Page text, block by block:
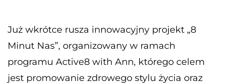
Już wkrótce rusza innowacyjny projekt „8
Minut Nas”, organizowany w ramach
programu Active8 with Ann, którego celem
jest promowanie zdrowego stylu życia oraz